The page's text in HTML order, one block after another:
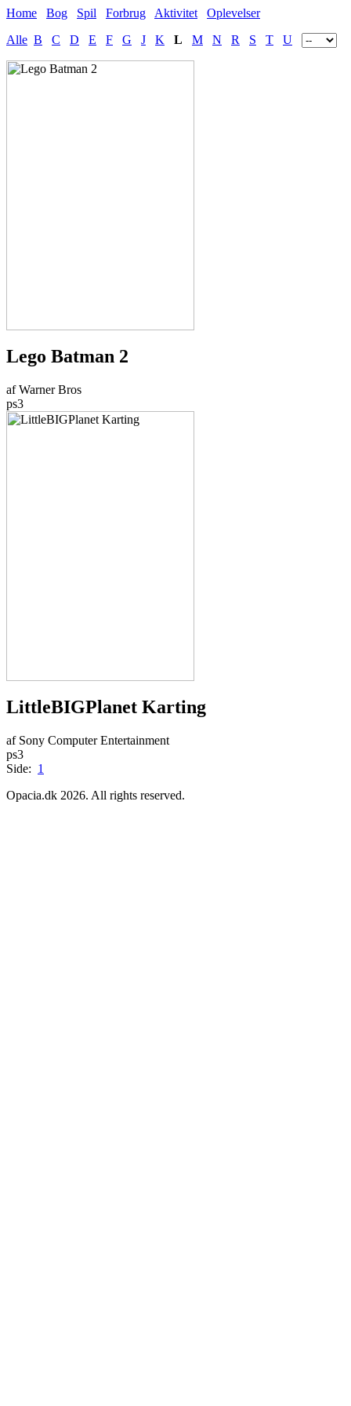
Home Bog Spil Forbrug Aktivitet
Oplevelser
Alle B C D E F G J K L M N R S T U
Lego Batman 2
af Warner Bros
ps3
LittleBIGPlanet Karting
af Sony Computer Entertainment
ps3
Side: 1
Opacia.dk 2026. All rights reserved.